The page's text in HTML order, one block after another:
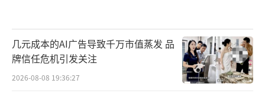
几元成本的AI广告导致千万市值蒸发 品
牌信任危机引发关注
2026-08-08 19:36:27